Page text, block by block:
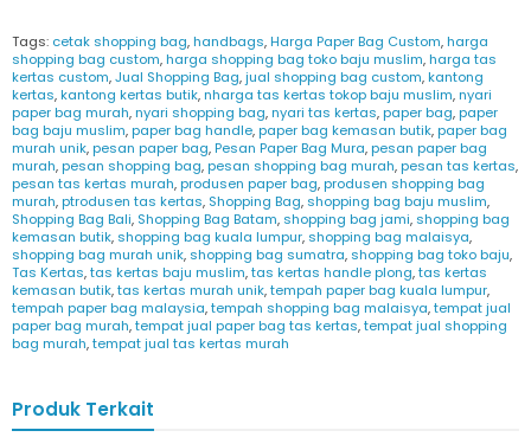
Tags: cetak shopping bag,handbags,Harga Paper Bag Custom,harga
shopping bag custom,harga shopping bag toko baju muslim,harga tas
kertas custom,Jual Shopping Bag,jual shopping bag custom,kantong
kertas,kantong kertas butik,nharga tas kertas tokop baju muslim,nyari
paper bag murah,nyari shopping bag,nyari tas kertas,paper bag,paper
bag baju muslim,paper bag handle,paper bag kemasan butik,paper bag
murah unik,pesan paper bag,Pesan Paper Bag Mura,pesan paper bag
murah,pesan shopping bag,pesan shopping bag murah,pesan tas kertas,
pesan tas kertas murah,produsen paper bag,produsen shopping bag
murah,ptrodusen tas kertas, Shopping Bag,shopping bag baju muslim,
Shopping Bag Bali, Shopping Bag Batam,shopping bag jami,shopping bag
kemasan butik,shopping bag kuala lumpur,shopping bag malaisya,
shopping bag murah unik,shopping bag sumatra,shopping bag toko baju,
Tas Kertas,tas kertas baju muslim,tas kertas handle plong,tas kertas
kemasan butik,tas kertas murah unik,tempah paper bag kuala lumpur,
tempah paper bag malaysia,tempah shopping bag malaisya,tempat jual
paper bag murah,tempat jual paper bag tas kertas,tempat jual shopping
bag murah,tempat jual tas kertas murah
Produk Terkait